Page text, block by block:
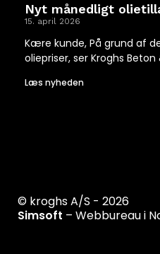
Nyt månedligt
15. april 2026
Kære kunde, På grund af
oliepriser, ser Kroghs Beton
Læs nyheden
© kroghs A/S - 2026
Simsoft – Webbureau i